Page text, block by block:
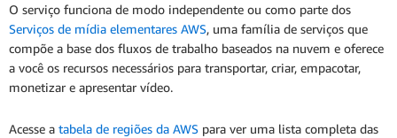
O serviço funciona de modo independente ou como parte dos
Serviços de mídia elementares AWS, uma família de serviços que
compõe a base dos fluxos de trabalho baseados na nuvem e oferece
a você os recursos necessários para transportar, criar, empacotar,
monetizar e apresentar vídeo.
Acesse a tabela de regiões da AWS para ver uma lista completa das